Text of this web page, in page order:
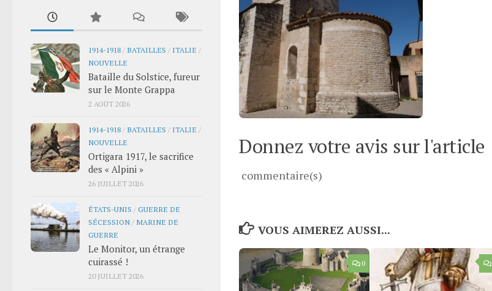
Donnez votre avis sur l'article
commentaire(s)
VOUS AIMEREZ AUSSI...
0
1914-1918 / BATAILLES / ITALIE /
NOUVELLE
Bataille du Solstice, fureur
sur le Monte Grappa
2 AOÛT 2026
1914-1918 / BATAILLES / ITALIE /
NOUVELLE
Ortigara 1917, le sacrifice
des « Alpini »
26 JUILLET 2026
ÉTATS-UNIS /GUERRE DE
SÉCESSION / MARINE DE
GUERRE
Le Monitor, un étrange
cuirassé !
20 JUILLET 2026